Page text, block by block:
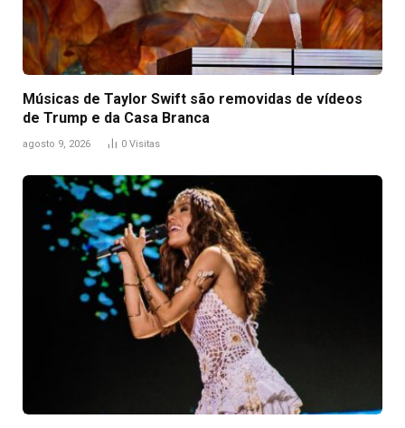
Músicas de Taylor Swift são removidas de vídeos
de Trump e da Casa Branca
agosto 9, 2026 0 Visitas